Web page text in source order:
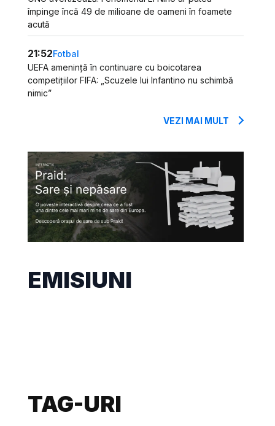
împinge încă 49 de milioane de oameni în foamete
acută
21:52Fotbal
UEFA amenință în continuare cu boicotarea
competițiilor FIFA: „Scuzele lui Infantino nu schimbă
nimic”
VEZI MAI MULT
EMISIUNI
TAG-URI